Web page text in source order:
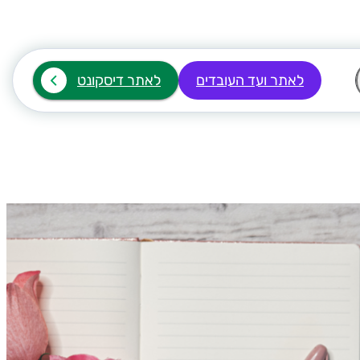
לאתר ועד העובדים לאתר דיסקונט